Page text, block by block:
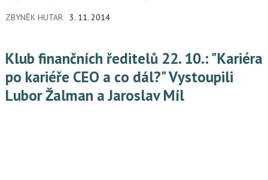
ZBYNĚK HUTAR 3. 11. 2014
Klub finančních ředitelů 22. 10.: "Kariéra
po kariéře CEO a co dál?" Vystoupili
Lubor Žalman a Jaroslav Míl